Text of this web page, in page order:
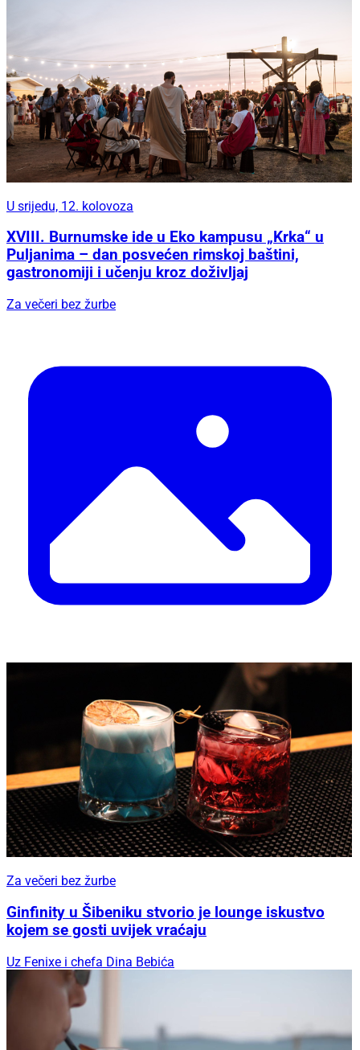
U srijedu, 12. kolovoza
XVIII. Burnumske ide u Eko kampusu „Krka“ u
Puljanima – dan posvećen rimskoj baštini,
gastronomiji i učenju kroz doživljaj
Za večeri bez žurbe
Za večeri bez žurbe
Ginfinity u Šibeniku stvorio je lounge iskustvo
kojem se gosti uvijek vraćaju
Uz Fenixe i chefa Dina Bebića